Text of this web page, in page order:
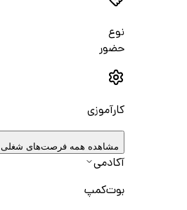
نوع
حضور
کارآموزی
مشاهده همه فرصت‌های شغلی
آکادمی
بوت‌کمپ